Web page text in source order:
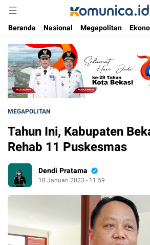
Komunica
Media Informasi Masa Kini
Beranda
Nasional Megapolitan
MEGAPOLITAN
Tahun Ini, Kabupaten
Rehab 11 Puskesmas
Dendi Pratama
18 Januari 2023 - 11:59